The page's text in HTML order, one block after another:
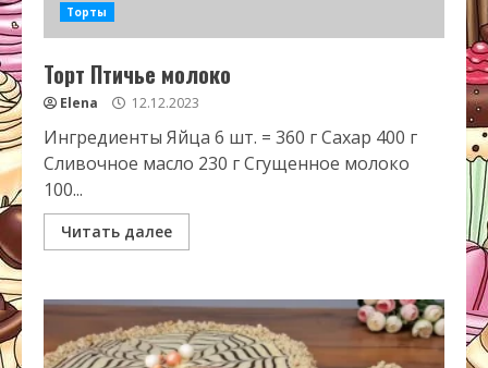
Торты
Торт Птичье молоко
Elena 12.12.2023
Ингредиенты Яйца 6 шт. = 360 г Сахар 400 г
Сливочное масло 230 г Сгущенное молоко
100...
Читать далее